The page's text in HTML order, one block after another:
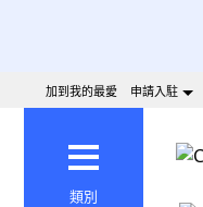
加到我的最愛 申請入駐
類別